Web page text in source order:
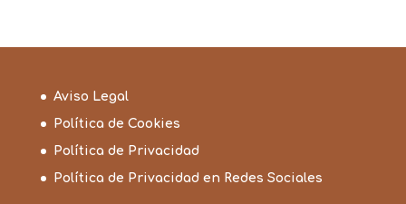
Aviso Legal
Política de Cookies
Política de Privacidad
Política de Privacidad en Redes Sociales